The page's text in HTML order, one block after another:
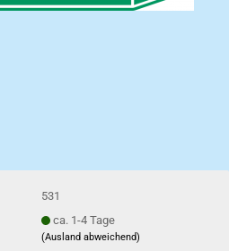
531
ca. 1-4 Tage
(Ausland abweichend)